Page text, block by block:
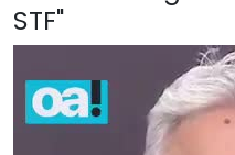
STF"